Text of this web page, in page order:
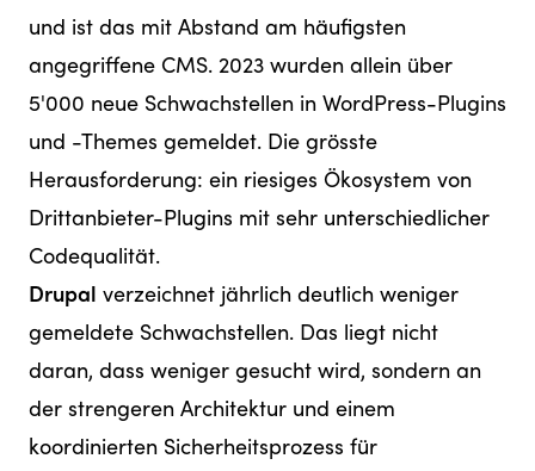
und ist das mit Abstand am häufigsten
angegriffene CMS. 2023 wurden allein über
5'000 neue Schwachstellen in WordPress-Plugins
und -Themes gemeldet. Die grösste
Herausforderung: ein riesiges Ökosystem von
Drittanbieter-Plugins mit sehr unterschiedlicher
Codequalität.
Drupal
verzeichnet jährlich deutlich weniger
gemeldete Schwachstellen. Das liegt nicht
daran, dass weniger gesucht wird, sondern an
der strengeren Architektur und einem
koordinierten Sicherheitsprozess für